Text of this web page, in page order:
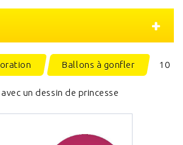
Ballons à gonfler 10
un dessin de princesse